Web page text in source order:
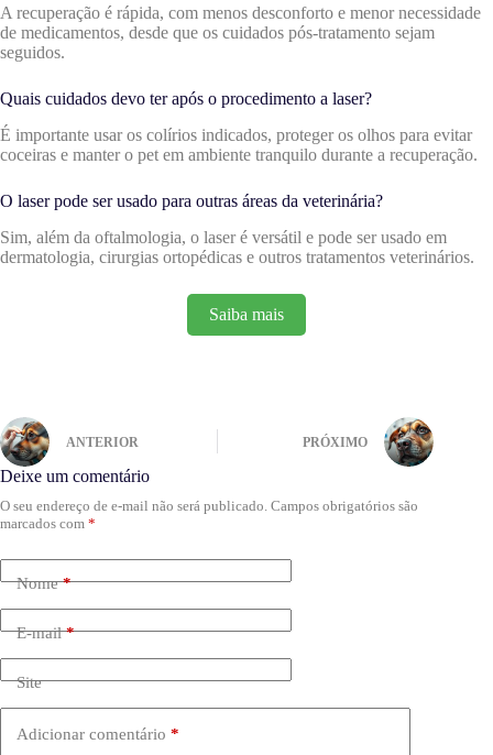
A recuperação é rápida, com menos desconforto e menor necessidade
de medicamentos, desde que os cuidados pós-tratamento sejam
seguidos.
Quais cuidados devo ter após o procedimento a laser?
É importante usar os colírios indicados, proteger os olhos para evitar
coceiras e manter o pet em ambiente tranquilo durante a recuperação.
O laser pode ser usado para outras áreas da veterinária?
Sim, além da oftalmologia, o laser é versátil e pode ser usado em
dermatologia, cirurgias ortopédicas e outros tratamentos veterinários.
Saiba mais
ANTERIOR PRÓXIMO
Deixe um comentário
O seu endereço de e-mail não será publicado. Campos obrigatórios são
marcados com *
Nome*
E-mail*
Site
Adicionar comentário *